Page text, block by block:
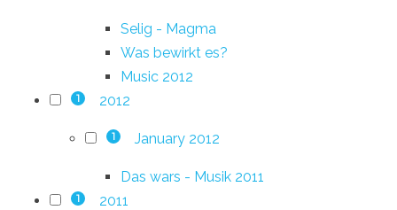
Selig - Magma
Was bewirkt es?
Music 2012
1 2012
1 January 2012
Das wars - Musik 2011
1 2011